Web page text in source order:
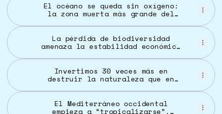
El océano se queda sin oxígeno:
la zona muerta más grande del
La pérdida de biodiversidad
amenaza la estabilidad económica
Invertimos 30 veces más en
destruir la naturaleza que en
El Mediterráneo occidental
empieza a “tropicalizarse”,